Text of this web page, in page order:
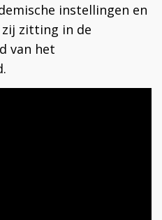
instellingen en
zij zitting in de
van het